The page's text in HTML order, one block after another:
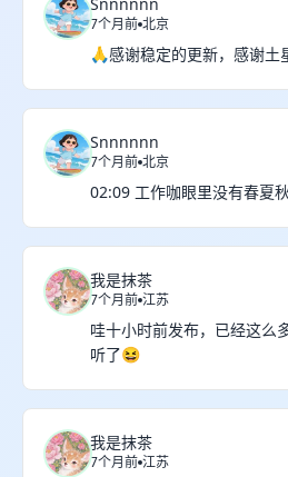
7个月前 北京
🙏感谢稳定的更新，感谢土
Snnnnnn
7个月前 北京
02:09 工作咖眼里没有春夏
我是抹茶
7个月前 江苏
哇十小时前发布，已经这么
听了😆
我是抹茶
7个月前 江苏